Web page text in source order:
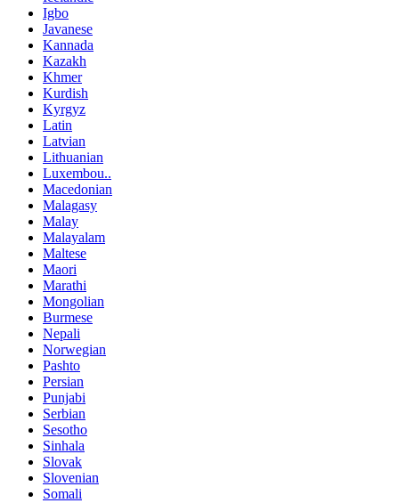
Igbo
Javanese
Kannada
Kazakh
Khmer
Kurdish
Kyrgyz
Latin
Latvian
Lithuanian
Luxembou..
Macedonian
Malagasy
Malay
Malayalam
Maltese
Maori
Marathi
Mongolian
Burmese
Nepali
Norwegian
Pashto
Persian
Punjabi
Serbian
Sesotho
Sinhala
Slovak
Slovenian
Somali